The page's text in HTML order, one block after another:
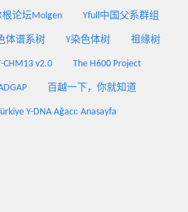
论坛Molgen Yfull中国父系群组
体谱系树 Y染色体树 祖缘树
CHM13 v2.0 The H600 Project
百越一下，你就知道
Y-DNA Ağacı: Anasayfa